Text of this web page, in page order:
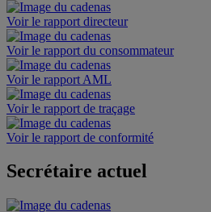
Voir le rapport directeur
Voir le rapport du consommateur
Voir le rapport AML
Voir le rapport de traçage
Voir le rapport de conformité
Secrétaire actuel